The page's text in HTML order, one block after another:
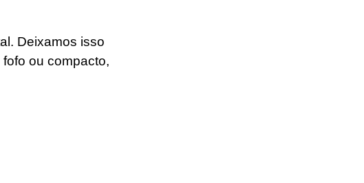
Deixamos isso
ou compacto,